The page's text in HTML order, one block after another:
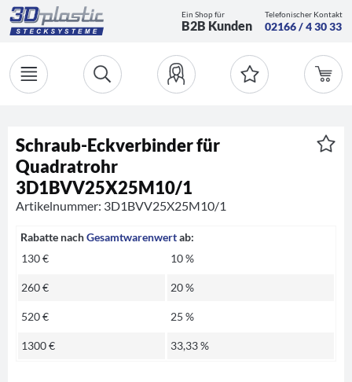
Ein Shop für
B2B Kunden
Telefonischer Kontakt
02166 / 4 30 33
Schraub-Eckverbinder für
Quadratrohr
3D1BVV25X25M10/1
Artikelnummer: 3D1BVV25X25M10/1
Rabatte nachGesamtwarenwertab:
130 €
10 %
260 € 20 %
520 € 25 %
1300 € 33,33 %